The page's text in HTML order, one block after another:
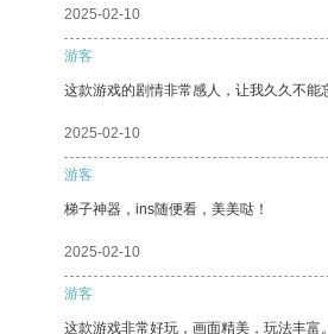
2025-02-10
游客
这款游戏的剧情非常感人，让我久久不能
2025-02-10
游客
梯子神器，ins随便看，美美哒！
2025-02-10
游客
这款游戏非常好玩，画面精美，玩法丰富